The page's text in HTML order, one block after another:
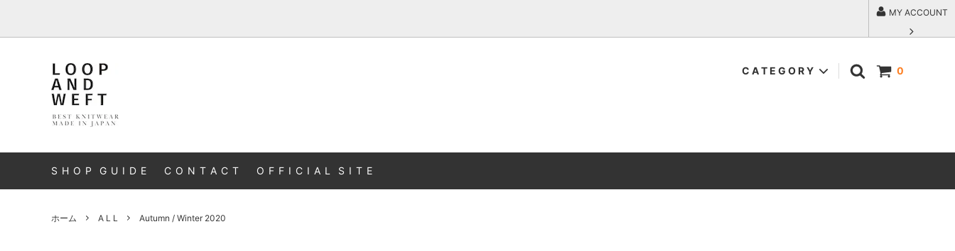
MY ACCOUNT
0
C A T E G O R Y
A L L
S H O P G U I D E C O N T A C T O F F I C I A L S I T E
ホーム A L L Autumn / Winter 2020